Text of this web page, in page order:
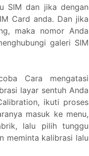
SIM dan jika dengan
Card anda. Dan jika
maka nomor Anda
galeri SIM
Cara mengatasi
layar sentuh Anda
ikuti proses
masuk ke menu,
lalu pilih tunggu
meminta kalibrasi lalu